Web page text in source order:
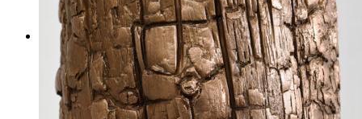
Biografia
Exposiciones personales